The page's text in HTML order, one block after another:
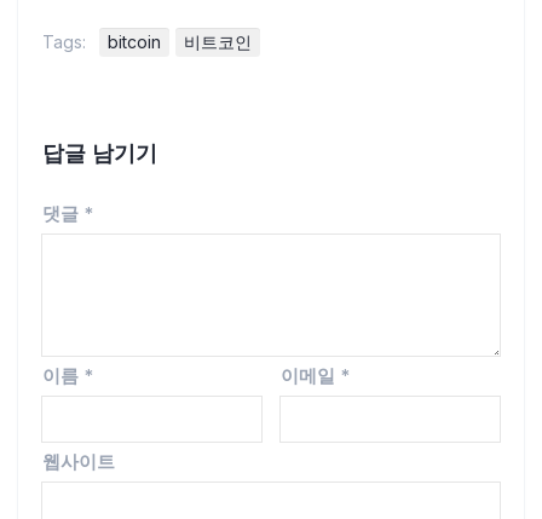
Tags: bitcoin 비트코인
답글 남기기
댓글 *
이름 * 이메일 *
웹사이트